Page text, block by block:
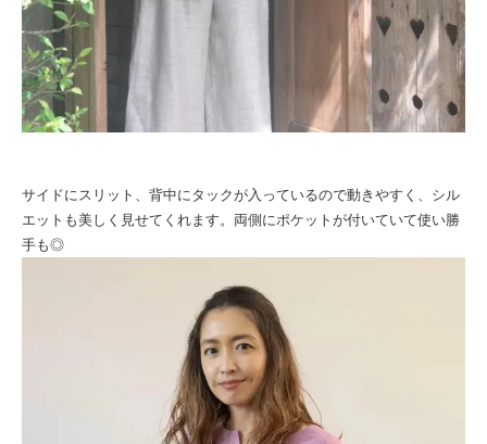
サイドにスリット、背中にタックが入っているので動きやすく、シル
エットも美しく見せてくれます。両側にポケットが付いていて使い勝
手も◎